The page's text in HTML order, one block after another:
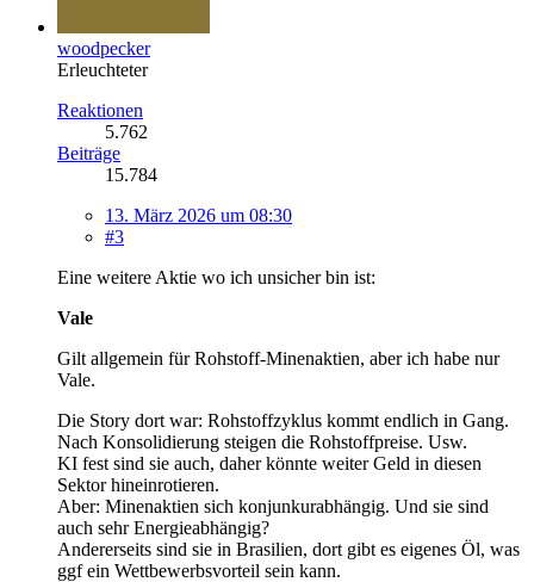
woodpecker
Erleuchteter
Reaktionen
5.762
Beiträge
15.784
13. März 2026 um 08:30
#3
Eine weitere Aktie wo ich unsicher bin ist:
Vale
Gilt allgemein für Rohstoff-Minenaktien, aber ich habe nur
Vale.
Die Story dort war: Rohstoffzyklus kommt endlich in Gang.
Nach Konsolidierung steigen die Rohstoffpreise. Usw.
KI fest sind sie auch, daher könnte weiter Geld in diesen
Sektor hineinrotieren.
Aber: Minenaktien sich konjunkurabhängig. Und sie sind
auch sehr Energieabhängig?
Andererseits sind sie in Brasilien, dort gibt es eigenes Öl, was
ggf ein Wettbewerbsvorteil sein kann.